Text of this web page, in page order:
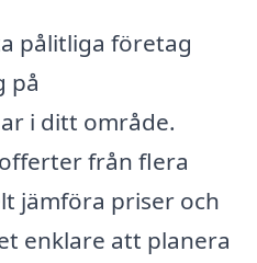
pålitliga företag
på
i ditt område.
från flera
jämföra priser och
enklare att planera